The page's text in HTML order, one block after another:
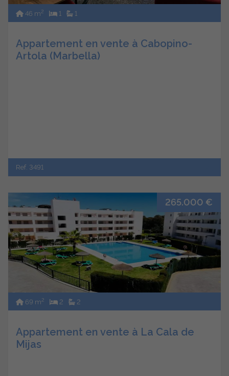
46 m2 1 1
Appartement en vente à Cabopino-
Artola (Marbella)
Ref. 3491
265.000 €
69 m2 2 2
Appartement en vente à La Cala de
Mijas